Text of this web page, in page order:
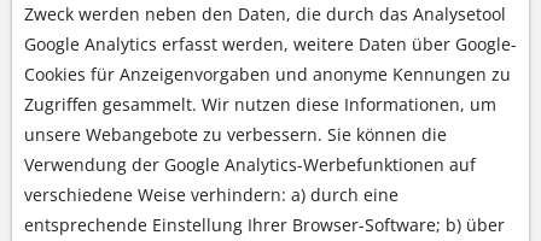
Zweck werden neben den Daten, die durch das Analysetool
Google Analytics erfasst werden, weitere Daten über Google-
Cookies für Anzeigenvorgaben und anonyme Kennungen zu
Zugriffen gesammelt. Wir nutzen diese Informationen, um
unsere Webangebote zu verbessern. Sie können die
Verwendung der Google Analytics-Werbefunktionen auf
verschiedene Weise verhindern: a) durch eine
entsprechende Einstellung Ihrer Browser-Software; b) über